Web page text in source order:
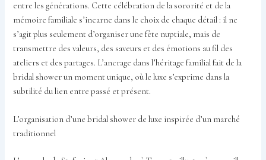
entre les générations. Cette célébration de la sororité et de la
mémoire familiale s’incarne dans le choix de chaque détail : il ne
s’agit plus seulement d’organiser une fête nuptiale, mais de
transmettre des valeurs, des saveurs et des émotions au fil des
ateliers et des partages. L’ancrage dans l’héritage familial fait de la
bridal shower un moment unique, où le luxe s’exprime dans la
subtilité du lien entre passé et présent.
L’organisation d’une bridal shower de luxe inspirée d’un marché
traditionnel